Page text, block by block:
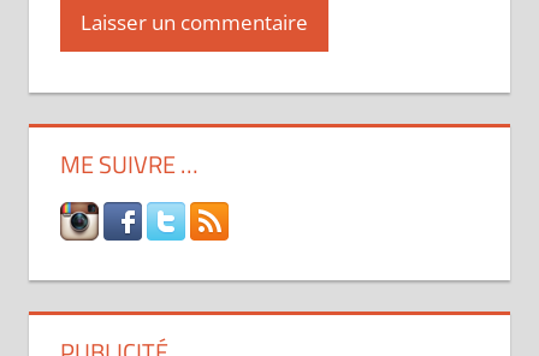
ME SUIVRE …